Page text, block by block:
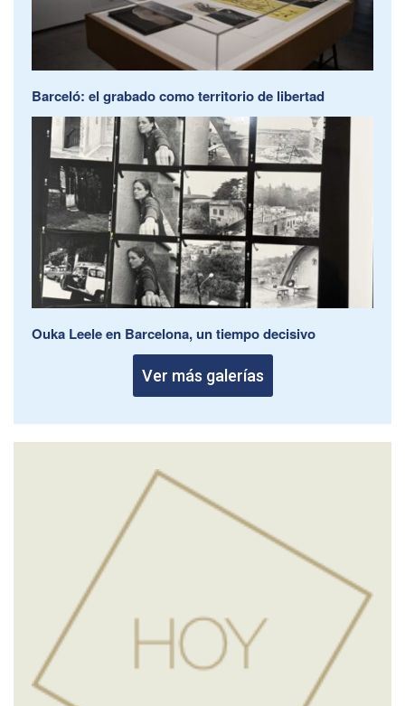
Barceló: el grabado como territorio de libertad
Ouka Leele en Barcelona, un tiempo decisivo
Ver más galerías